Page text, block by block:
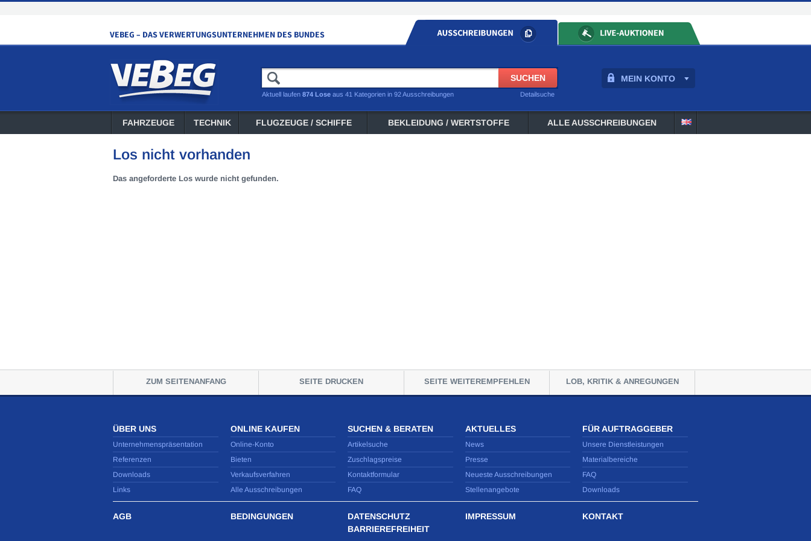
MEIN KONTO
Detailsuche
Aktuell laufen 874 Lose aus 41 Kategorien in 92 Ausschreibungen
FAHRZEUGE TECHNIK FLUGZEUGE / SCHIFFE BEKLEIDUNG / WERTSTOFFE ALLE AUSSCHREIBUNGEN
Los nicht vorhanden
Das angeforderte Los wurde nicht gefunden.
ZUM SEITENANFANG SEITE DRUCKEN SEITE WEITEREMPFEHLEN LOB, KRITIK & ANREGUNGEN
ÜBER UNS
Unternehmenspräsentation
Referenzen
Downloads
Links
ONLINE KAUFEN
Online-Konto
Bieten
Verkaufsverfahren
Alle Ausschreibungen
SUCHEN & BERATEN
Artikelsuche
Zuschlagspreise
Kontaktformular
FAQ
AKTUELLES
News
Presse
Neueste Ausschreibungen
Stellenangebote
FÜR AUFTRAGGEBER
Unsere Dienstleistungen
Materialbereiche
FAQ
Downloads
AGB BEDINGUNGEN
DATENSCHUTZ
BARRIEREFREIHEIT
IMPRESSUM KONTAKT